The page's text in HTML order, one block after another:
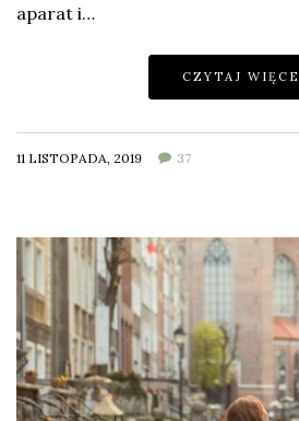
aparat i…
CZYTAJ
11 LISTOPADA, 2019 37